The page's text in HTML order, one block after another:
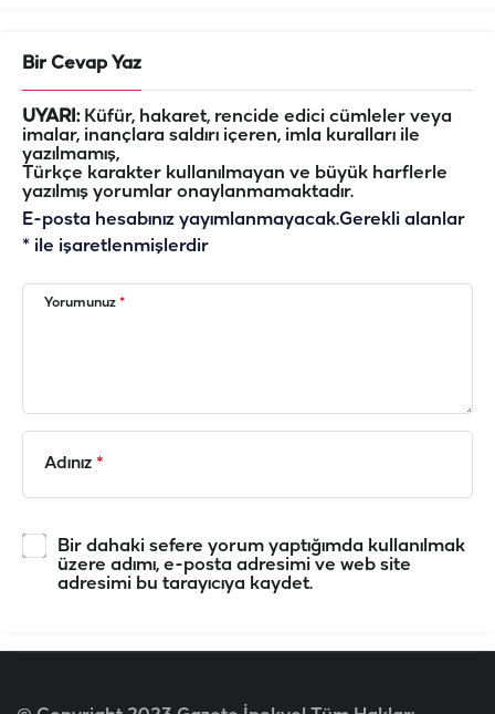
Bir Cevap Yaz
UYARI:Küfür, hakaret, rencide edici cümleler veya
imalar, inançlara saldırı içeren, imla kuralları ile
yazılmamış,
Türkçe karakter kullanılmayan ve büyük harflerle
yazılmış yorumlar onaylanmamaktadır.
E-posta hesabınız yayımlanmayacak.Gerekli alanlar
* ile işaretlenmişlerdir
Yorumunuz *
Adınız *
Bir dahaki sefere yorum yaptığımda kullanılmak
üzere adımı, e-posta adresimi ve web site
adresimi bu tarayıcıya kaydet.